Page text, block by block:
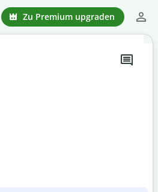
Zu Premium upgraden